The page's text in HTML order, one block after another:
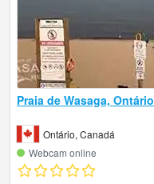
Praia de Wasaga, Ontário
Ontário, Canadá
Webcam online